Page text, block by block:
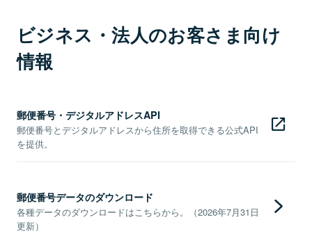
ビジネス・法人のお客さま向け
情報
郵便番号・デジタルアドレスAPI
郵便番号とデジタルアドレスから住所を取得できる公式API
を提供。
郵便番号データのダウンロード
各種データのダウンロードはこちらから。（2026年7月31日
更新）